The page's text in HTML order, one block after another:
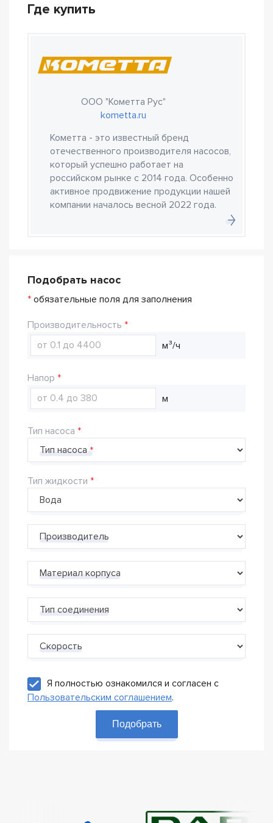
Где купить
ООО "Кометта Рус"
kometta.ru
Кометта - это известный бренд
отечественного производителя насосов,
который успешно работает на
российском рынке с 2014 года. Особенно
активное продвижение продукции нашей
компании началось весной 2022 года.
Подобрать насос
* обязательные поля для заполнения
Производительность
м³/ч
Напор
м
Тип насоса
Тип насоса
Тип жидкости
Производитель
Материал корпуса
Тип соединения
Скорость
Я полностью ознакомился и согласен с
Пользовательским соглашением.
Подобрать